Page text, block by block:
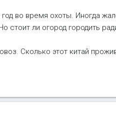
во время охоты. Иногда
ли огород городить
Сколько этот китай